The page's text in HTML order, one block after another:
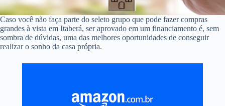
Caso você não faça parte do seleto grupo que pode fazer compras
grandes à vista em Itaberá, ser aprovado em um financiamento é, sem
sombra de dúvidas, uma das melhores oportunidades de conseguir
realizar o sonho da casa própria.